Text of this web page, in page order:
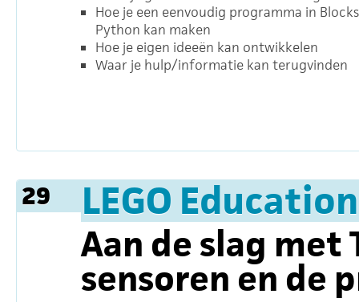
Hoe je een eenvoudig programma in
Python kan maken
Hoe je eigen ideeën kan ontwikkelen
Waar je hulp/informatie kan terugvinden
29 LEGO
Aan de slag met
sensoren en de